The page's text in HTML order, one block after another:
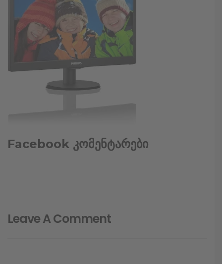
Facebook კომენტარები
Leave A Comment